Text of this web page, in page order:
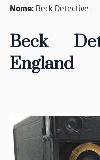
Nome: Beck Detective
Beck
England